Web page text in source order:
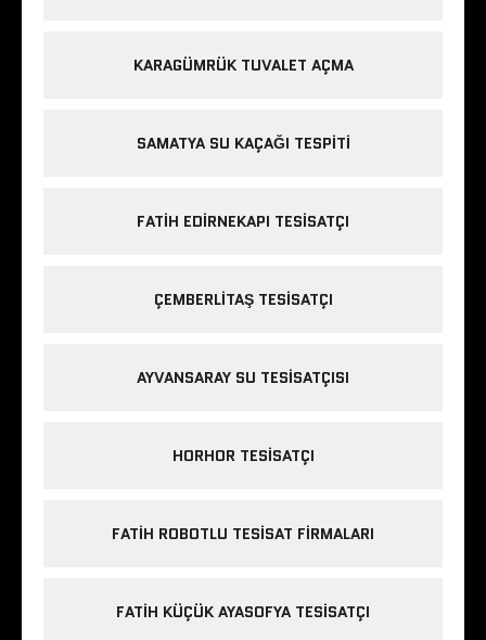
KARAGÜMRÜK TUVALET AÇMA
SAMATYA SU KAÇAĞI TESPITI
FATIH EDIRNEKAPI TESISATÇI
ÇEMBERLITAŞ TESISATÇI
AYVANSARAY SU TESISATÇISI
HORHOR TESISATÇI
FATIH ROBOTLU TESISAT FIRMALARI
FATIH KÜÇÜK AYASOFYA TESISATÇI